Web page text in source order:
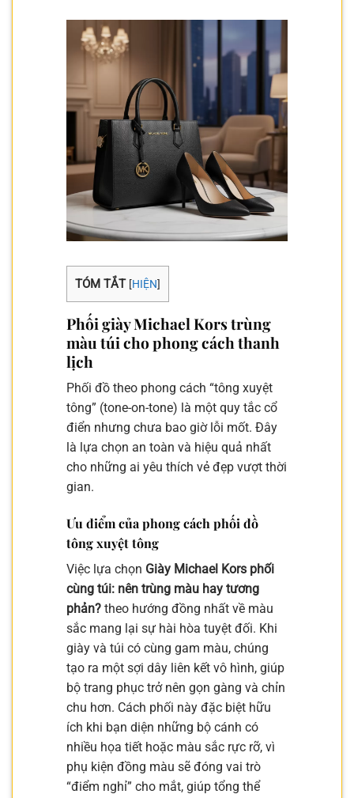
TÓM TẮT [HIỆN]
Phối giày Michael Kors trùng
màu túi cho phong cách thanh
lịch
Phối đồ theo phong cách “tông xuyệt
tông” (tone-on-tone) là một quy tắc cổ
điển nhưng chưa bao giờ lỗi mốt. Đây
là lựa chọn an toàn và hiệu quả nhất
cho những ai yêu thích vẻ đẹp vượt thời
gian.
Ưu điểm của phong cách phối đồ
tông xuyệt tông
Việc lựa chọn Giày Michael Kors phối
cùng túi: nên trùng màu hay tương
phản? theo hướng đồng nhất về màu
sắc mang lại sự hài hòa tuyệt đối. Khi
giày và túi có cùng gam màu, chúng
tạo ra một sợi dây liên kết vô hình, giúp
bộ trang phục trở nên gọn gàng và chỉn
chu hơn. Cách phối này đặc biệt hữu
ích khi bạn diện những bộ cánh có
nhiều họa tiết hoặc màu sắc rực rỡ, vì
phụ kiện đồng màu sẽ đóng vai trò
“điểm nghỉ” cho mắt, giúp tổng thể